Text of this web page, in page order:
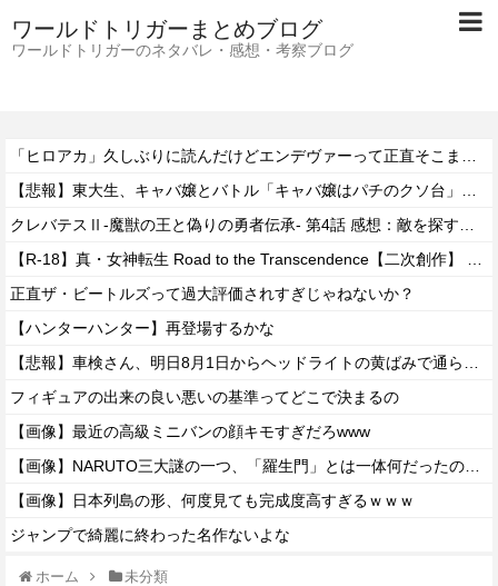
ワールドトリガーまとめブログ
ワールドトリガーのネタバレ・感想・考察ブログ
正直ザ・ビートルズって過大評価されすぎじゃねないか？
【ハンターハンター】再登場するかな
フィギュアの出来の良い悪いの基準ってどこで決まるの
【画像】最近の高級ミニバンの顔キモすぎだろwww
【画像】日本列島の形、何度見ても完成度高すぎるｗｗｗ
ジャンプで綺麗に終わった名作ないよな
ホーム 未分類